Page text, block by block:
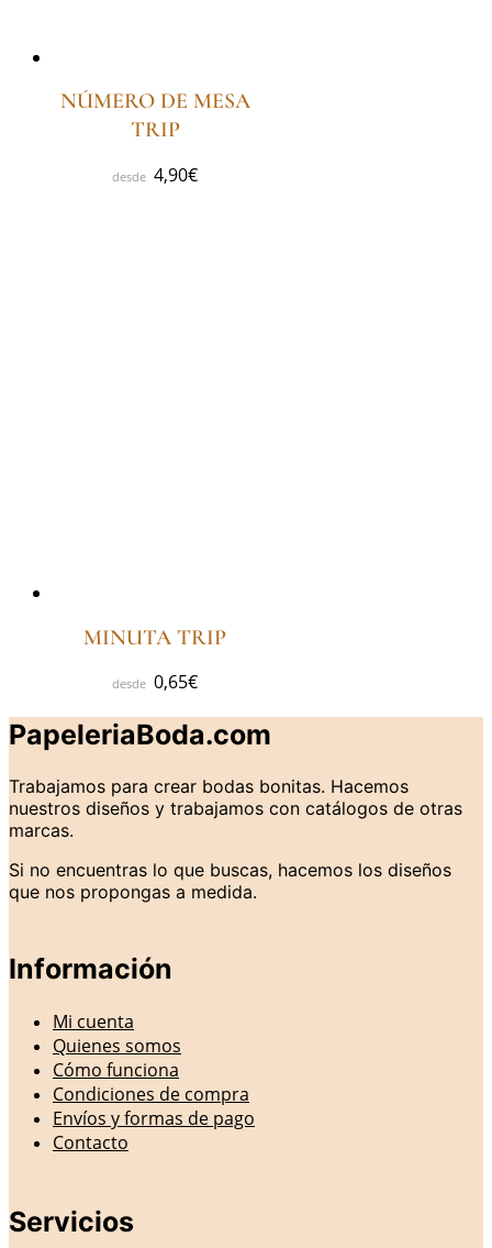
NÚMERO DE MESA
TRIP
4,90€
MINUTA TRIP
0,65€
PapeleriaBoda.com
Trabajamos para crear bodas bonitas. Hacemos
nuestros diseños y trabajamos con catálogos de otras
marcas.
Si no encuentras lo que buscas, hacemos los diseños
que nos propongas a medida.
Información
Mi cuenta
Quienes somos
Cómo funciona
Condiciones de compra
Envíos y formas de pago
Contacto
Servicios